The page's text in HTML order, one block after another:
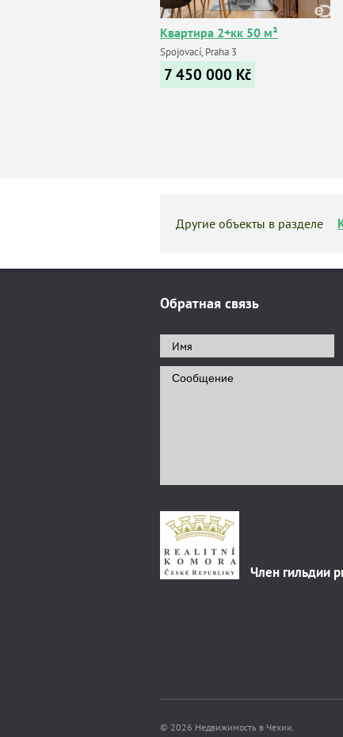
Квартира 2+кк 50 м²
Spojovací, Praha 3
7 450 000 Kč
Другие объекты в разделе
Обратная связь
Член гильдии
© 2026 Недвижимость в Чехии.